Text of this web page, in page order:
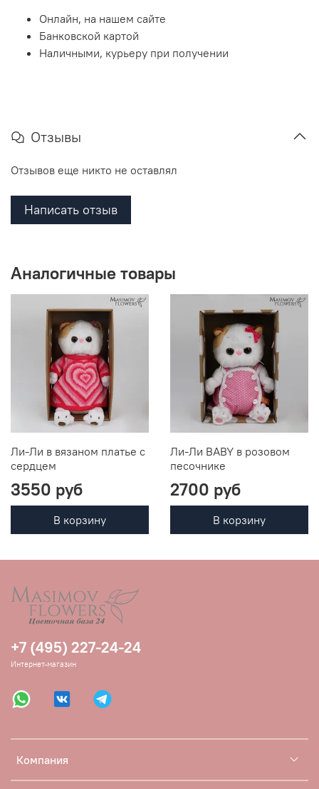
Онлайн, на нашем сайте
Банковской картой
Наличными, курьеру при получении
Отзывы
Отзывов еще никто не оставлял
Написать отзыв
Аналогичные товары
Ли-Ли в вязаном платье с
сердцем
3550 руб
В корзину
Ли-Ли BABY в розовом
песочнике
2700 руб
В корзину
Компания
+7 (495) 227-24-24
Интернет-магазин